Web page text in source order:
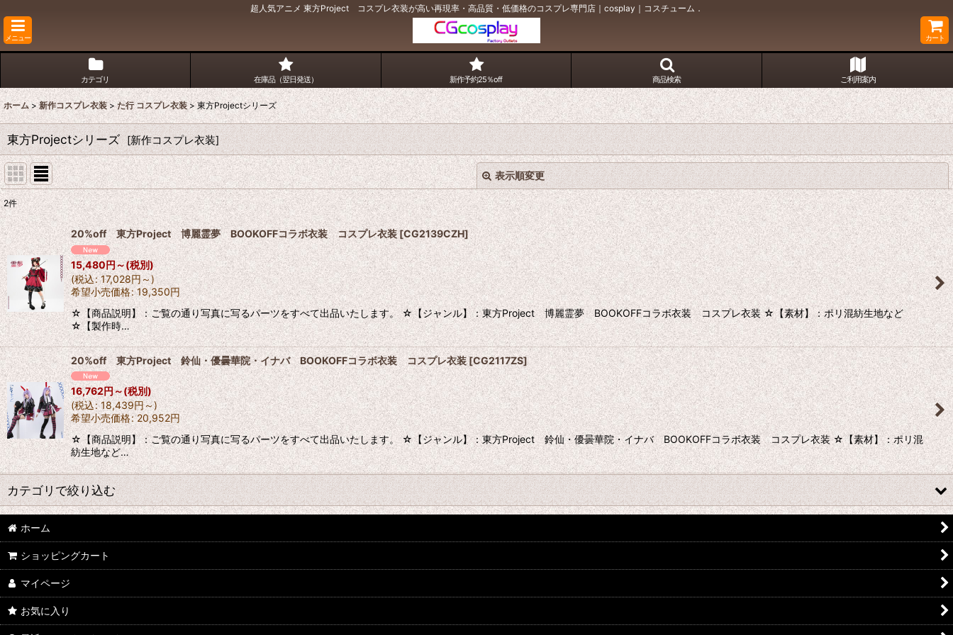
超人気アニメ 東方Project コスプレ衣装が高い再現率・高品質・低価格のコスプレ専門店｜cosplay｜コスチューム．
メニュー カート
カテゴリ 在庫品（翌日発送） 新作予約25％off 商品検索 ご利用案内
ホーム > 新作コスプレ衣装 > た行 コスプレ衣装 > 東方Projectシリーズ
東方Projectシリーズ [新作コスプレ衣装]
表示順変更
表示数:
並び順:
絞り込む
閉じる
2件
20%off 東方Project 博麗霊夢 BOOKOFFコラボ衣装 コスプレ衣装[CG2139CZH]
15,480円～(税別)
(税込: 17,028円～)
希望小売価格: 19,350円
☆【商品説明】：ご覧の通り写真に写るパーツをすべて出品いたします。 ☆【ジャンル】：東方Project 博麗霊夢 BOOKOFFコラボ衣装 コスプレ衣装 ☆【素材】：ポリ混紡生地など
☆【製作時…
20%off 東方Project 鈴仙・優曇華院・イナバ BOOKOFFコラボ衣装 コスプレ衣装[CG2117ZS]
16,762円～(税別)
(税込: 18,439円～)
希望小売価格: 20,952円
☆【商品説明】：ご覧の通り写真に写るパーツをすべて出品いたします。 ☆【ジャンル】：東方Project 鈴仙・優曇華院・イナバ BOOKOFFコラボ衣装 コスプレ衣装 ☆【素材】：ポリ混
紡生地など…
カテゴリで絞り込む
た行 コスプレ衣装 (全商品)
刀剣乱舞
デュラララ!!
ホーム
ショッピングカート
マイページ
お気に入り